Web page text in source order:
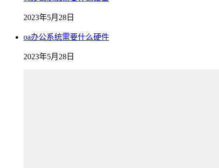
2023年5月28日
oa办公系统需要什么硬件
2023年5月28日